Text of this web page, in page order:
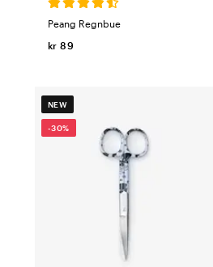
Peang Regnbue
kr 89
NEW
-30%